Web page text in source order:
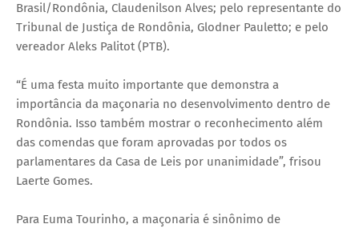
Brasil/Rondônia, Claudenilson Alves; pelo representante do
Tribunal de Justiça de Rondônia, Glodner Pauletto; e pelo
vereador Aleks Palitot (PTB).
“É uma festa muito importante que demonstra a
importância da maçonaria no desenvolvimento dentro de
Rondônia. Isso também mostrar o reconhecimento além
das comendas que foram aprovadas por todos os
parlamentares da Casa de Leis por unanimidade”, frisou
Laerte Gomes.
Para Euma Tourinho, a maçonaria é sinônimo de